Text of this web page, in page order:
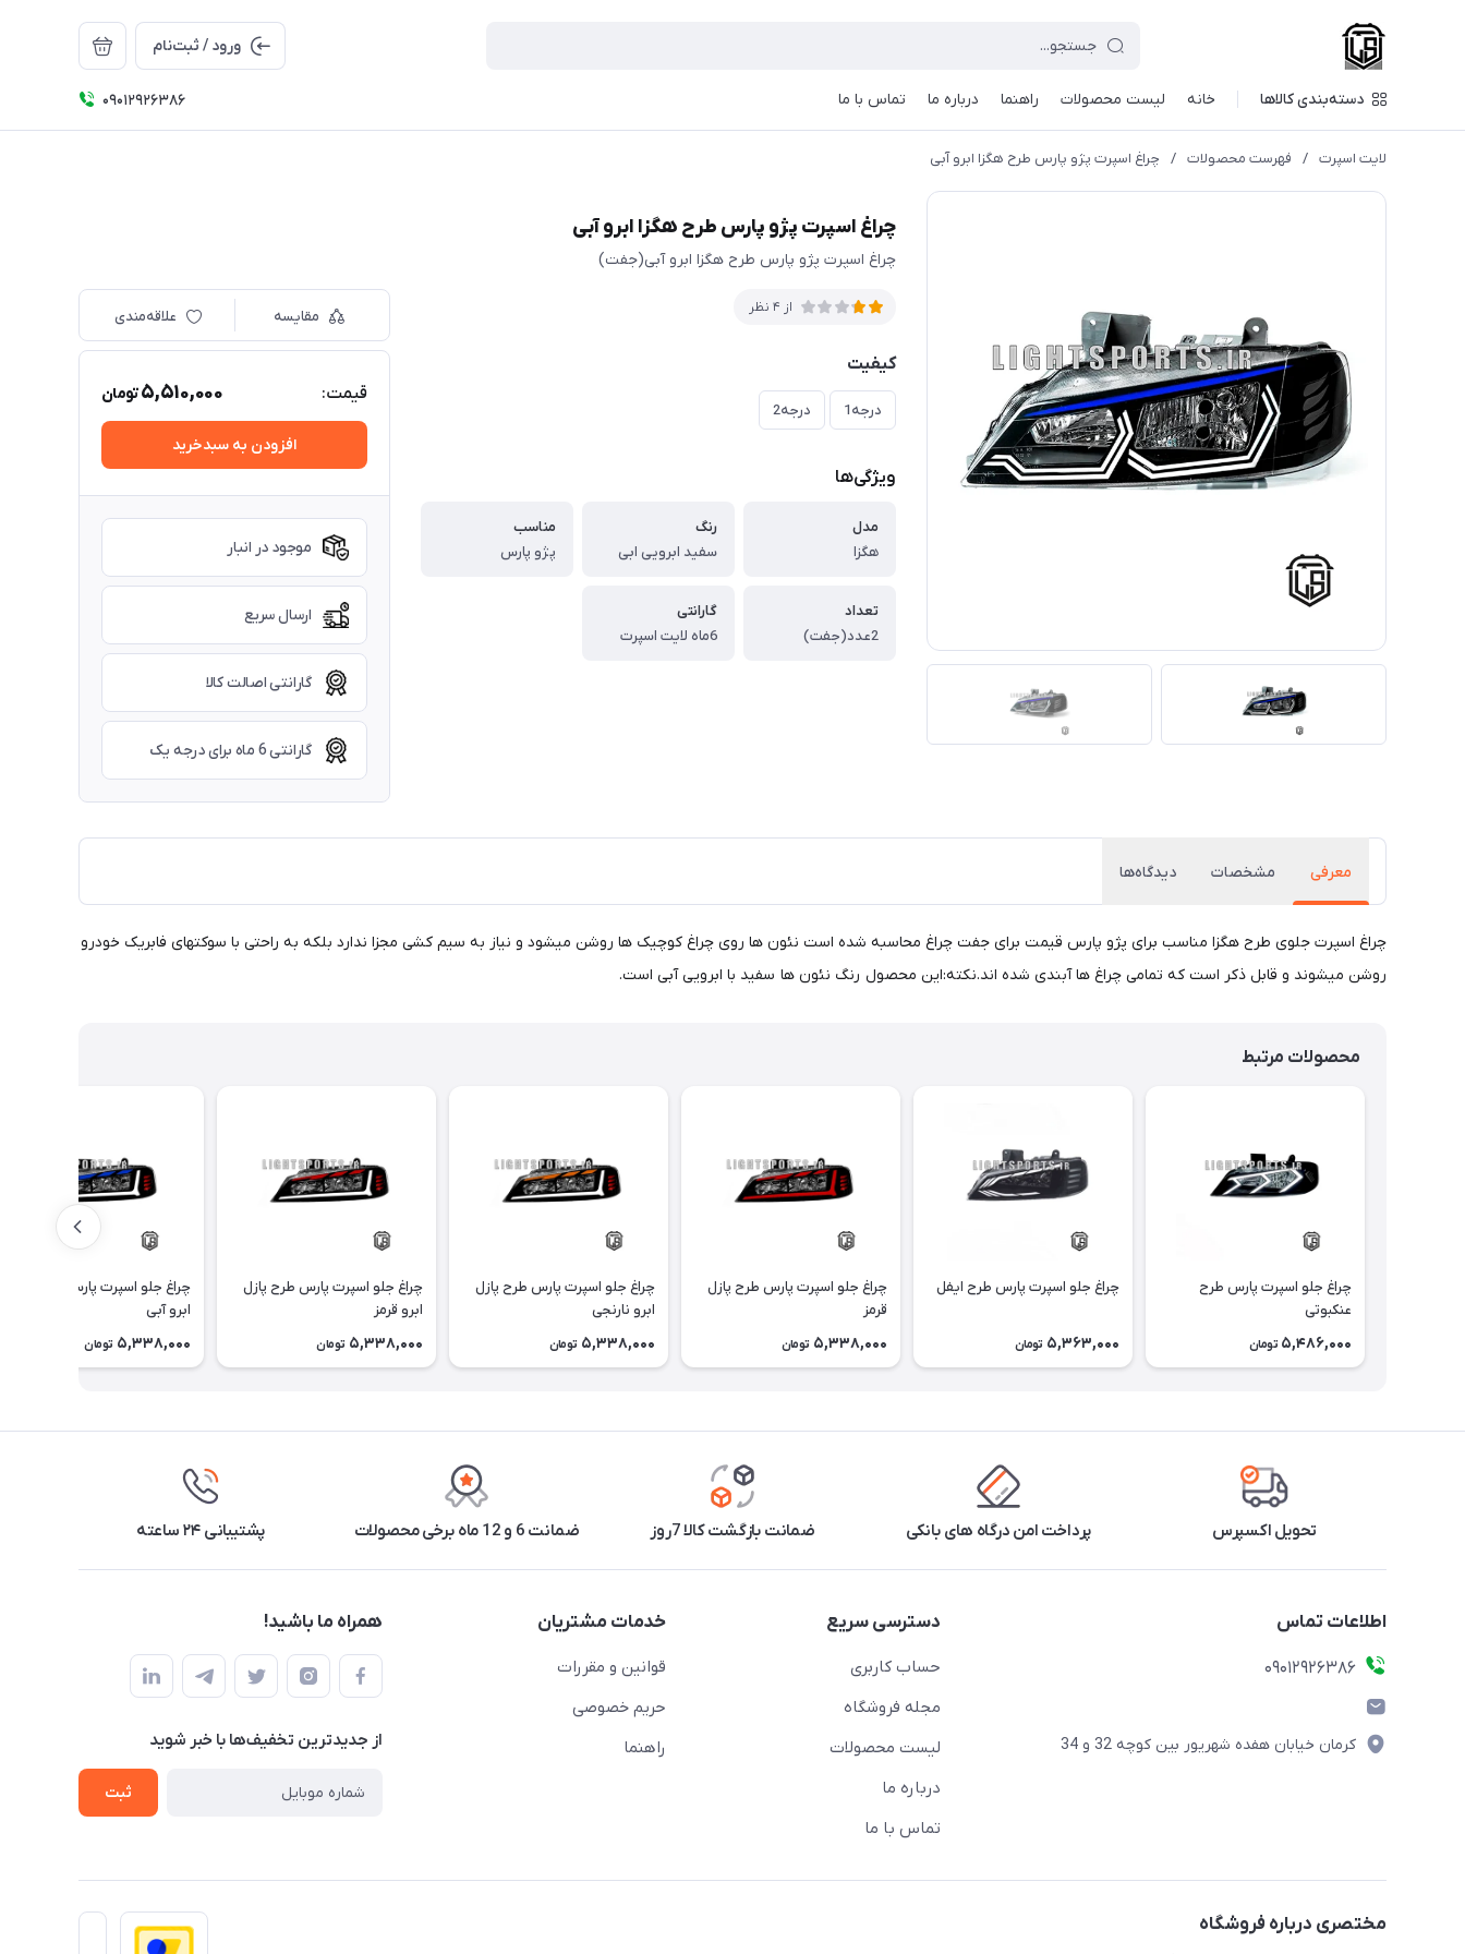
ورود / ثبت‌نام
دسته‌بندی کالاها خانه لیست محصولات راهنما درباره ما تماس با ما 09012926386
لایت اسپرت / فهرست محصولات / چراغ اسپرت پژو پارس طرح هگزا ابرو آبی
چراغ اسپرت پژو پارس طرح هگزا ابرو آبی
چراغ اسپرت پژو پارس طرح هگزا ابرو آبی(جفت)
از 4 نظر
کیفیت
درجه1 درجه2
ویژگی‌ها
مدل
هگزا
رنگ
سفید ابرویی ابی
مناسب
پژو پارس
تعداد
2عدد(جفت)
گارانتی
6ماه لایت اسپرت
مقایسه علاقه‌مندی
قیمت: 5,510,000تومان
افزودن به سبدخرید
موجود در انبار
ارسال سریع
گارانتی اصالت کالا
گارانتی 6 ماه برای درجه یک
معرفی مشخصات دیدگاه‌ها
چراغ اسپرت جلوی طرح هگزا مناسب برای پژو پارس قیمت برای جفت چراغ محاسبه شده است نئون ها روی چراغ کوچیک ها روشن میشود و نیاز به سیم کشی مجزا ندارد بلکه به راحتی با سوکتهای فابریک خودرو
روشن میشوند و قابل ذکر است که تمامی چراغ ها آبندی شده اند.نکته:این محصول رنگ نئون ها سفید با ابرویی آبی است.
محصولات مرتبط
چراغ جلو اسپرت پارس طرح
عنکبوتی
5,486,000 تومان
چراغ جلو اسپرت پارس طرح ایفل
5,363,000 تومان
چراغ جلو اسپرت پارس طرح پازل
قرمز
5,338,000 تومان
چراغ جلو اسپرت پارس طرح پازل
ابرو نارنجی
5,338,000 تومان
چراغ جلو اسپرت پارس طرح پازل
ابرو قرمز
5,338,000 تومان
چراغ جلو اسپرت پارس طرح پازل
ابرو آبی
5,338,000 تومان
تحویل اکسپرس پرداخت امن درگاه های بانکی ضمانت بازگشت کالا 7روز ضمانت 6 و 12 ماه برخی محصولات پشتیبانی ۲۴ ساعته
اطلاعات تماس
09012926386
کرمان خیابان هفده شهریور بین کوچه 32 و 34
دسترسی سریع
حساب کاربری
مجله فروشگاه
لیست محصولات
درباره ما
تماس با ما
خدمات مشتریان
قوانین و مقررات
حریم خصوصی
راهنما
همراه ما باشید!
از جدید‌ترین تخفیف‌ها با‌ خبر شوید
ثبت
مختصری درباره فروشگاه